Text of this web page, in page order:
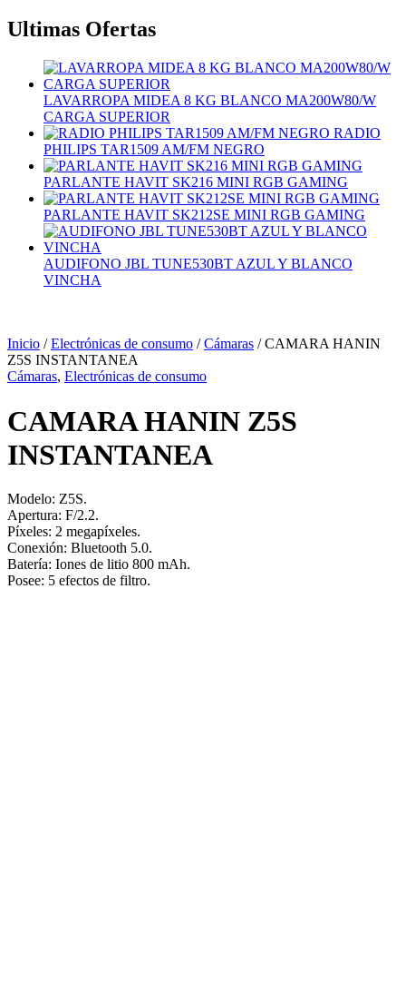
Ultimas Ofertas
LAVARROPA MIDEA 8 KG BLANCO MA200W80/W
CARGA SUPERIOR
RADIO
PHILIPS TAR1509 AM/FM NEGRO
PARLANTE HAVIT SK216 MINI RGB GAMING
PARLANTE HAVIT SK212SE MINI RGB GAMING
AUDIFONO JBL TUNE530BT AZUL Y BLANCO
VINCHA
Inicio /Electrónicas de consumo /Cámaras / CAMARA HANIN
Z5S INSTANTANEA
Cámaras, Electrónicas de consumo
CAMARA HANIN Z5S
INSTANTANEA
Modelo: Z5S.
Apertura: F/2.2.
Píxeles: 2 megapíxeles.
Conexión: Bluetooth 5.0.
Batería: Iones de litio 800 mAh.
Posee: 5 efectos de filtro.